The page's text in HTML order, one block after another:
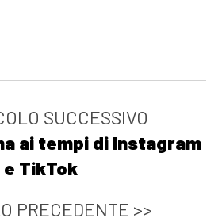
SUCCESSIVO
ai tempi di Instagram
e TikTok
PRECEDENTE >>